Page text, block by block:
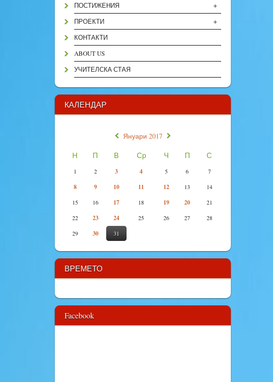
+
ПОСТИЖЕНИЯ
+
ПРОЕКТИ
КОНТАКТИ
ABOUT US
УЧИТЕЛСКА СТАЯ
КАЛЕНДАР
Януари 2017
Н П В Ср Ч П С
1 2 3 4 5 6 7
8 9 10 11 12 13
14
15
16 17 18 19 20
21
22
23 24 25 26 27
28
29
30 31
ВРЕМЕТО
Facebook